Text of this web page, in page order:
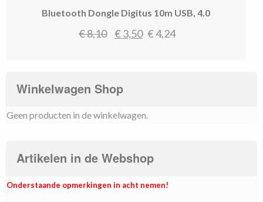
Bluetooth Dongle Digitus 10m USB, 4.0
€8,10
Oorspronkelijke
€ 8,10.
€3,50 Huidige
€4,24
Winkelwagen Shop
Geen producten in de winkelwagen.
Artikelen in de Webshop
Onderstaande opmerkingen in acht nemen!